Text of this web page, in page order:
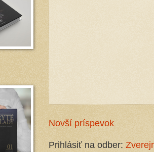
Novší príspevok
Prihlásiť na odber: